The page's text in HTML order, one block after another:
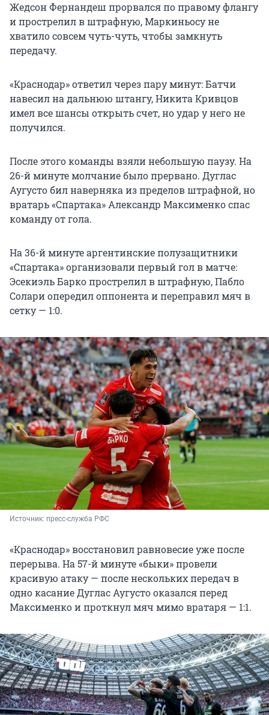
Жедсон Фернандеш прорвался по правому флангу
и прострелил в штрафную, Маркиньосу не
хватило совсем чуть-чуть, чтобы замкнуть
передачу.
«Краснодар» ответил через пару минут: Батчи
навесил на дальнюю штангу, Никита Кривцов
имел все шансы открыть счет, но удар у него не
получился.
После этого команды взяли небольшую паузу. На
26-й минуте молчание было прервано. Дуглас
Аугусто бил наверняка из пределов штрафной, но
вратарь «Спартака» Александр Максименко спас
команду от гола.
На 36-й минуте аргентинские полузащитники
«Спартака» организовали первый гол в матче:
Эсекиэль Барко прострелил в штрафную, Пабло
Солари опередил оппонента и переправил мяч в
сетку — 1:0.
Источник: пресс-служба РФС
«Краснодар» восстановил равновесие уже после
перерыва. На 57-й минуте «быки» провели
красивую атаку — после нескольких передач в
одно касание Дуглас Аугусто оказался перед
Максименко и проткнул мяч мимо вратаря — 1:1.